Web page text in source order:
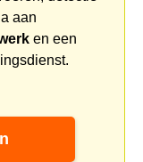
aan
en een